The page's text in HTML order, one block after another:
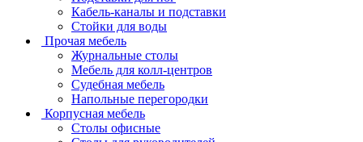
Кабель-каналы и подставки
Стойки для воды
Прочая мебель
Журнальные столы
Мебель для колл-центров
Судебная мебель
Напольные перегородки
Корпусная мебель
Столы офисные